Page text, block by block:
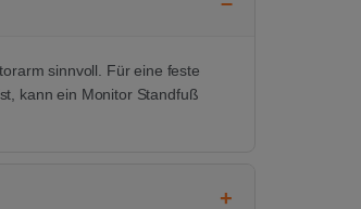
sinnvoll. Für eine feste
kann ein Monitor Standfuß